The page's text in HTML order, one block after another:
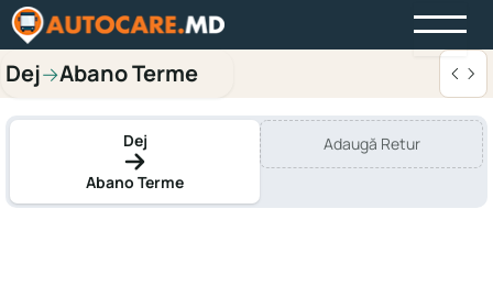
Dej→Abano Terme
Dej
Abano Terme
Adaugă Retur